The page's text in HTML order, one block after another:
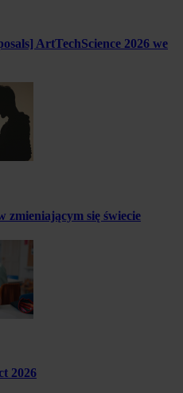
ArtTechScience 2026 we
zmieniającym się świecie
2026